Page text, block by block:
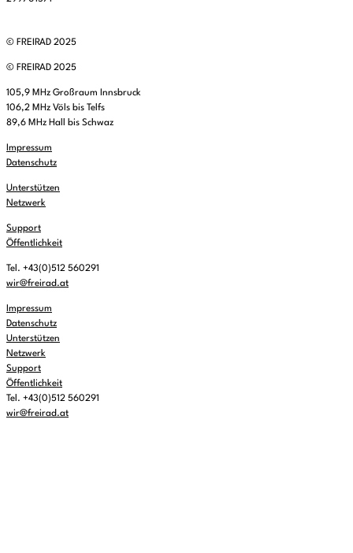
© FREIRAD 2025
© FREIRAD 2025
105,9 MHz Großraum Innsbruck
106,2 MHz Völs bis Telfs
89,6 MHz Hall bis Schwaz
Impressum
Datenschutz
Unterstützen
Netzwerk
Support
Öffentlichkeit
Tel. +43(0)512 560291
wir@freirad.at
Impressum
Datenschutz
Unterstützen
Netzwerk
Support
Öffentlichkeit
Tel. +43(0)512 560291
wir@freirad.at